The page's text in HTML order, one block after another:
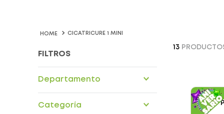
CICATRICURE 1 MINI
FILTROS
Departamento
Dermocosmetica
Categoría
13